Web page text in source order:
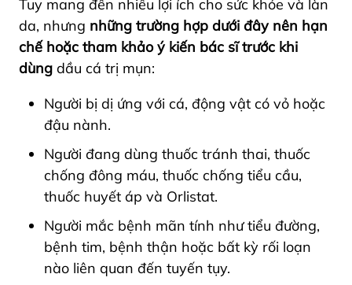
Tuy mang đến nhiều lợi ích cho sức khỏe và làn
da, nhưng những trường hợp dưới đây nên hạn
chế hoặc tham khảo ý kiến bác sĩ trước khi
dùng dầu cá trị mụn:
Người bị dị ứng với cá, động vật có vỏ hoặc
đậu nành.
Người đang dùng thuốc tránh thai, thuốc
chống đông máu, thuốc chống tiểu cầu,
thuốc huyết áp và Orlistat.
Người mắc bệnh mãn tính như tiểu đường,
bệnh tim, bệnh thận hoặc bất kỳ rối loạn
nào liên quan đến tuyến tụy.